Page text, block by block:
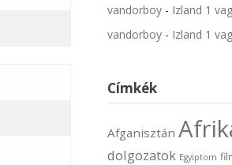
vandorboy- Izland 1
vandorboy- Izland 1
Címkék
Afganisztán
dolgozatok Egyiptom